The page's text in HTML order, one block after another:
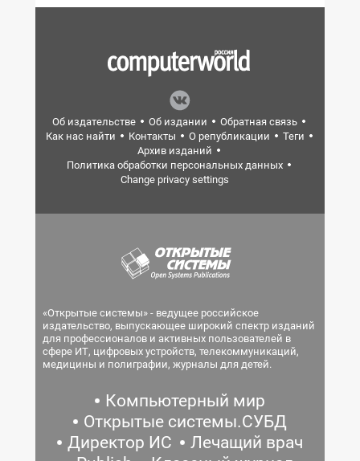
Об издательстве Об издании
Обратная связь
Как нас найти
Контакты О републикации
Теги
Архив изданий
Политика обработки персональных данных
Change privacy settings
«Открытые системы» - ведущее российское
издательство, выпускающее широкий спектр изданий
для профессионалов и активных пользователей в
сфере ИТ, цифровых устройств, телекоммуникаций,
медицины и полиграфии, журналы для детей.
Компьютерный мир
Открытые системы.СУБД
Директор ИС
Лечащий врач